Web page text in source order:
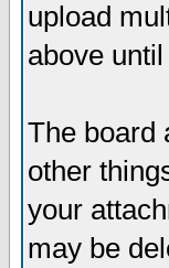
upload
above
The board
other
your
may be